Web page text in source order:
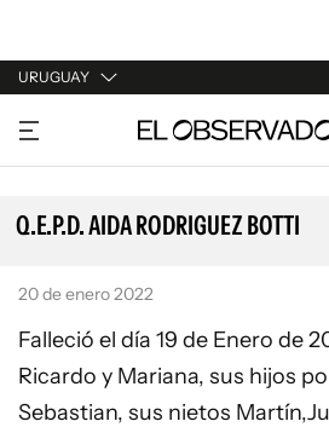
URUGUAY
URUGUAY
ARGENTINA
ESPAÑA
Q.E.P.D. AIDA RODRIGUEZ BOTTI
20 de enero 2022
Falleció el día 19 de Enero de
Ricardo y Mariana, sus hijos
Sebastian, sus nietos